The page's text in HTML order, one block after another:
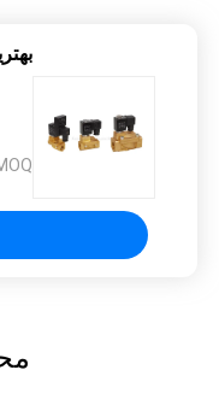
：